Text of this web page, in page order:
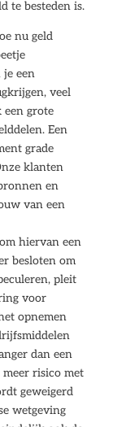
te besteden is.
nu geld
je een
veel
een grote
Een
grade
klanten
en
van een
hiervan een
besloten om
pleit
voor
opnemen
dan een
risico met
geweigerd
wetgeving